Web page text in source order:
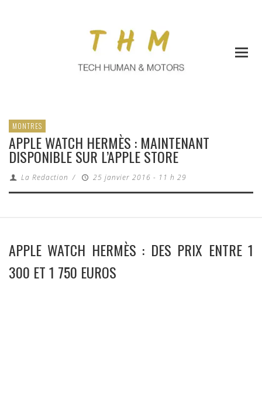
MONTRES
APPLE WATCH HERMÈS : MAINTENANT
DISPONIBLE SUR L’APPLE STORE
La Redaction / 25 janvier 2016 - 11 h 29
APPLE WATCH HERMÈS : DES PRIX ENTRE 1
300 ET 1 750 EUROS